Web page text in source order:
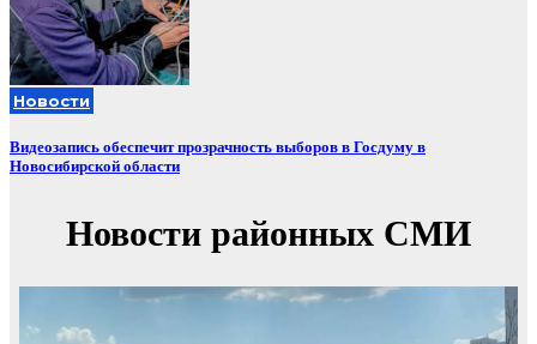
Новости
Видеозапись обеспечит прозрачность выборов в Госдуму в
Новосибирской области